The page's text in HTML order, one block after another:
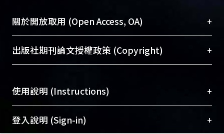
成果。
To permanently archive and promote researcher
profiles and scholarly works, Library integrates the
services of “NTU Repository” with “Academic
Sciences Library)
關於開放取用 (Open Access, OA) +
開放取用是從使用者角度提升資訊取用性的社會運
動，應用在學術研究上是透過將研究著作公開供使
用逐年攀升。同時可加速研究發展、提升研究影響
Archive）平台。 （點選深入了解OA）
出版社期刊論文授權政策 (Copyright) +
含部分內容的版權非匯入者所有，或由第三方贊
助與合作完成，請確認該版權所有者及第三方同
意提供此授權。
Please represent that the submission is your
使用說明 (Instructions) +
網站簡介(Quickstart Guide)
登入說明 (Sign-in) +